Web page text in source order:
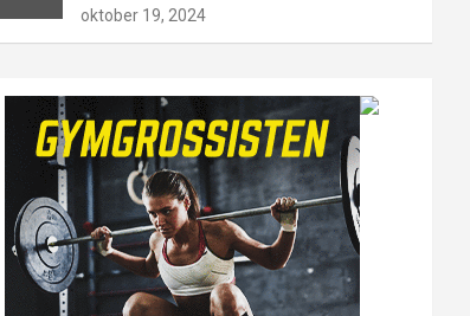
oktober 19, 2024